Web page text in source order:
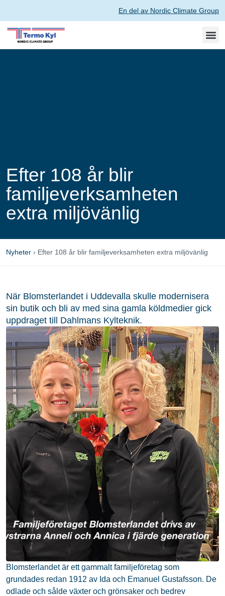
En del av Nordic Climate Group
Efter 108 år blir
familjeverksamheten
extra miljövänlig
Nyheter › Efter 108 år blir familjeverksamheten extra miljövänlig
När Blomsterlandet i Uddevalla skulle modernisera
sin butik och bli av med sina gamla köldmedier gick
uppdraget till Dahlmans Kylteknik.
Blomsterlandet är ett gammalt familjeföretag som
grundades redan 1912 av Ida och Emanuel Gustafsson. De
odlade och sålde växter och grönsaker och bedrev